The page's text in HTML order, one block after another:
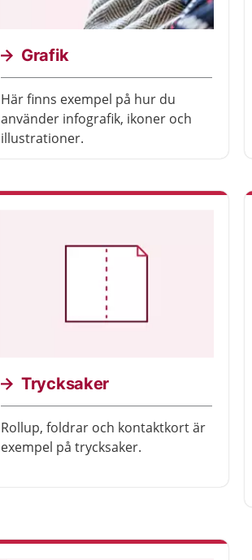
Grafik
Här finns exempel på hur du
använder infografik, ikoner och
illustrationer.
Trycksaker
Rollup, foldrar och kontaktkort är
exempel på trycksaker.